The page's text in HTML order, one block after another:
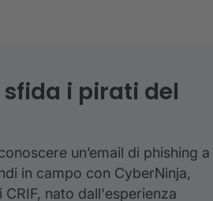
i pirati del
un’email di phishing a
in campo con CyberNinja,
CRIF, nato dall'esperienza